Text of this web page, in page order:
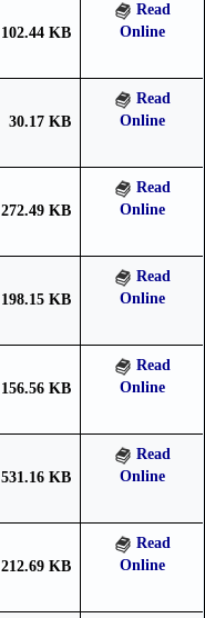
102.44 KB
Read
Online
30.17 KB
Read
Online
272.49 KB
Read
Online
198.15 KB
Read
Online
156.56 KB
Read
Online
531.16 KB
Read
Online
212.69 KB
Read
Online